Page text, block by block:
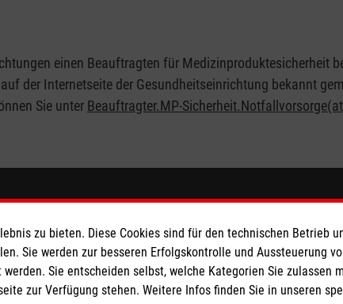
Auflagen von Sportverbänden für die Durchführung von
einen Beauftragten für Medizinproduktesicherheit
der Internetseite der Gesundheitseinrichtung bekannt
Sie unter Beauftragter.MP-
Spendenkonto
Malteser Hilfsdienst e.V.
Norderstedt
Pax-Bank für Kirche und
zu bieten. Diese Cookies sind für den technischen Betrieb
Sie werden zur besseren Erfolgskontrolle und Aussteuerung
Sie entscheiden selbst, welche Kategorien Sie zulassen
zur Verfügung stehen. Weitere Infos finden Sie in unseren